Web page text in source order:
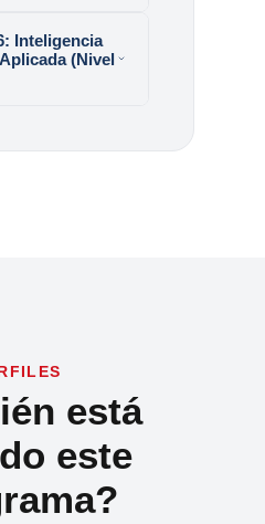
Inteligencia
(Nivel
está
este